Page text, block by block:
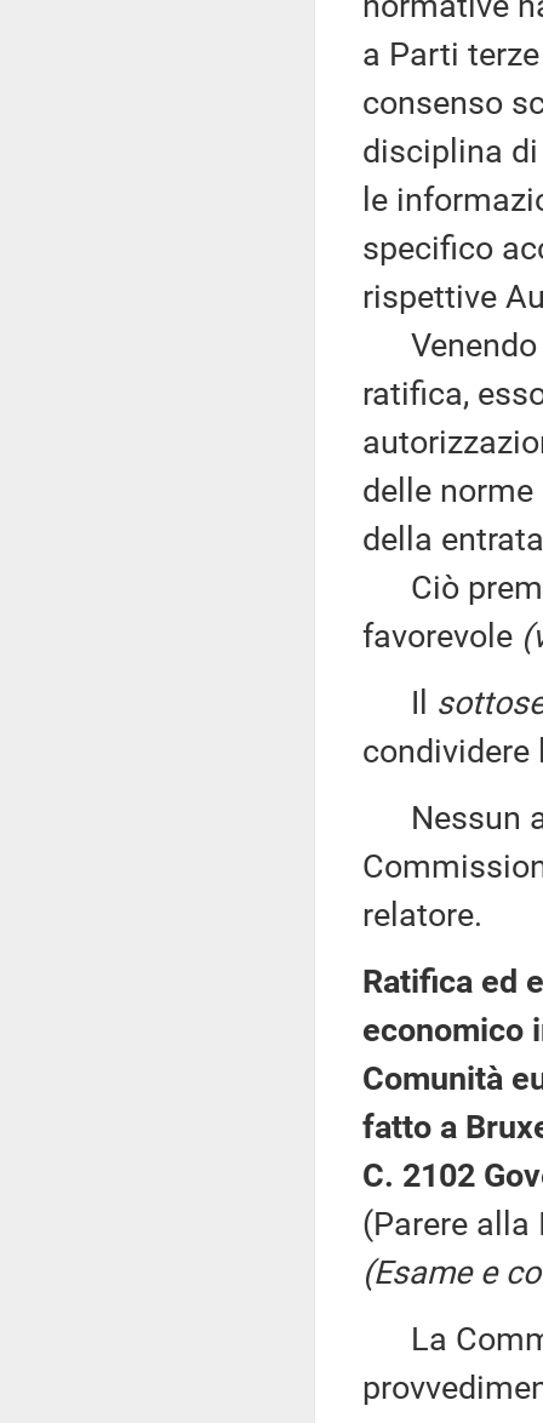
a Parti
consenso
disciplina
le
specifico
rispettive
Venendo
ratifica,
delle
della
Ciò
favorevole
Il
condividere
Nessun
relatore.
Ratifica ed
economico
Comunità
fatto a
C. 2102
(Parere alla
(Esame e
La